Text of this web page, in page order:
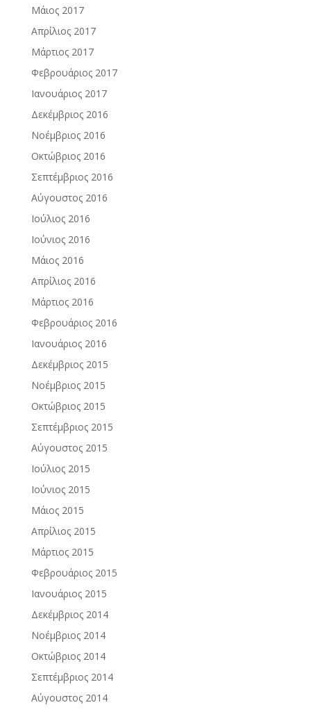
Μάιος 2017
Απρίλιος 2017
Μάρτιος 2017
Φεβρουάριος 2017
Ιανουάριος 2017
Δεκέμβριος 2016
Νοέμβριος 2016
Οκτώβριος 2016
Σεπτέμβριος 2016
Αύγουστος 2016
Ιούλιος 2016
Ιούνιος 2016
Μάιος 2016
Απρίλιος 2016
Μάρτιος 2016
Φεβρουάριος 2016
Ιανουάριος 2016
Δεκέμβριος 2015
Νοέμβριος 2015
Οκτώβριος 2015
Σεπτέμβριος 2015
Αύγουστος 2015
Ιούλιος 2015
Ιούνιος 2015
Μάιος 2015
Απρίλιος 2015
Μάρτιος 2015
Φεβρουάριος 2015
Ιανουάριος 2015
Δεκέμβριος 2014
Νοέμβριος 2014
Οκτώβριος 2014
Σεπτέμβριος 2014
Αύγουστος 2014